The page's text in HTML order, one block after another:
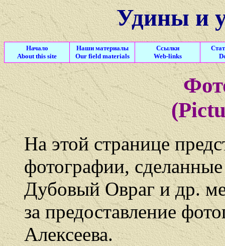
Удины и
Начало
About this site
Наши материалы
Our field materials
Ссылки
Web-links
На этой странице
фотографии,
Дубовый Овраг и др.
за предоставление
Алексеева.